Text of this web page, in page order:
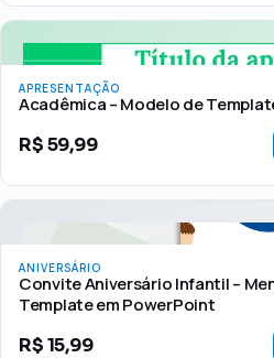
APRESENTAÇÃO
Acadêmica – Modelo de
R$59,99
ANIVERSÁRIO
Convite Aniversário Infantil –
Template em PowerPoint
R$15,99